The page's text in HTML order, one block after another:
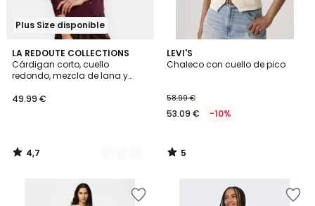
Plus Size disponible
LA REDOUTE COLLECTIONS
Cárdigan corto, cuello
redondo, mezcla de lana y
49.99 €
4,7
/ 5
2
Colores
4,7
/
LEVI'S
Chaleco con cuello de pico
58.99 €
53.09 € -10%
5
/
5
/